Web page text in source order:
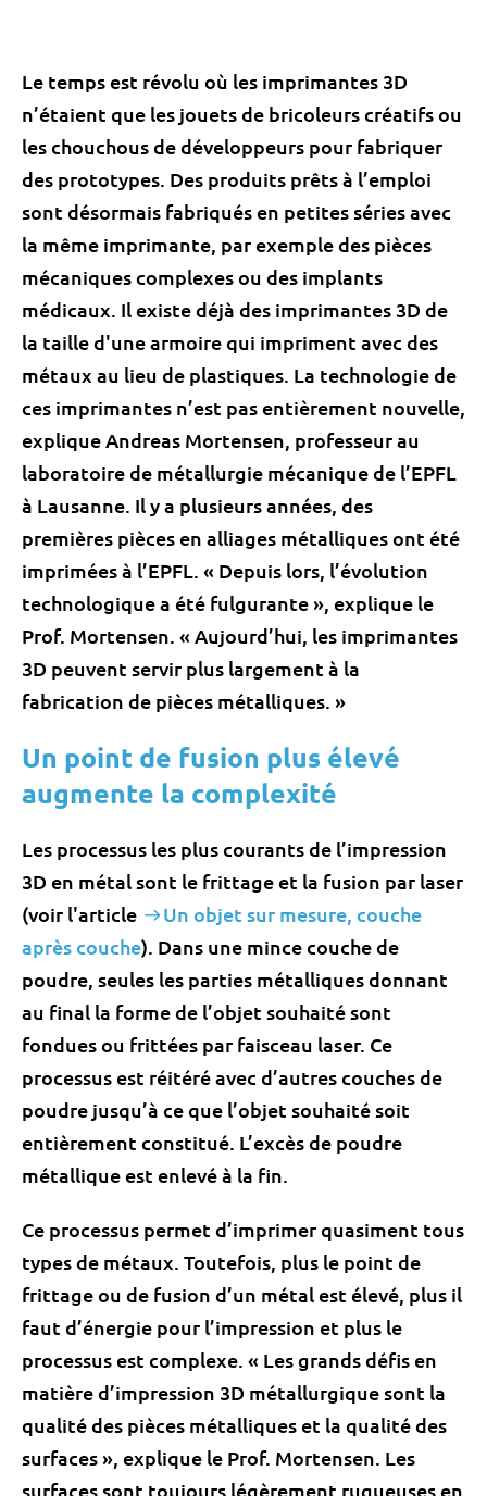
Le temps est révolu où les imprimantes 3D
n’étaient que les jouets de bricoleurs créatifs ou
les chouchous de développeurs pour fabriquer
des prototypes. Des produits prêts à l’emploi
sont désormais fabriqués en petites séries avec
la même imprimante, par exemple des pièces
mécaniques complexes ou des implants
médicaux. Il existe déjà des imprimantes 3D de
la taille d'une armoire qui impriment avec des
métaux au lieu de plastiques. La technologie de
ces imprimantes n’est pas entièrement nouvelle,
explique Andreas Mortensen, professeur au
laboratoire de métallurgie mécanique de l’EPFL
à Lausanne. Il y a plusieurs années, des
premières pièces en alliages métalliques ont été
imprimées à l’EPFL. « Depuis lors, l’évolution
technologique a été fulgurante », explique le
Prof. Mortensen. « Aujourd’hui, les imprimantes
3D peuvent servir plus largement à la
fabrication de pièces métalliques. »
Un point de fusion plus élevé
augmente la complexité
Les processus les plus courants de l’impression
3D en métal sont le frittage et la fusion par laser
(voir l'article
Un objet sur mesure, couche
après couche). Dans une mince couche de
poudre, seules les parties métalliques donnant
au final la forme de l’objet souhaité sont
fondues ou frittées par faisceau laser. Ce
processus est réitéré avec d’autres couches de
poudre jusqu’à ce que l’objet souhaité soit
entièrement constitué. L’excès de poudre
métallique est enlevé à la fin.
Ce processus permet d’imprimer quasiment tous
types de métaux. Toutefois, plus le point de
frittage ou de fusion d’un métal est élevé, plus il
faut d’énergie pour l’impression et plus le
processus est complexe . « Les grands défis en
matière d’impression 3D métallurgique sont la
qualité des pièces métalliques et la qualité des
surfaces », explique le Prof. Mortensen. Les
surfaces sont toujours légèrement rugueuses en